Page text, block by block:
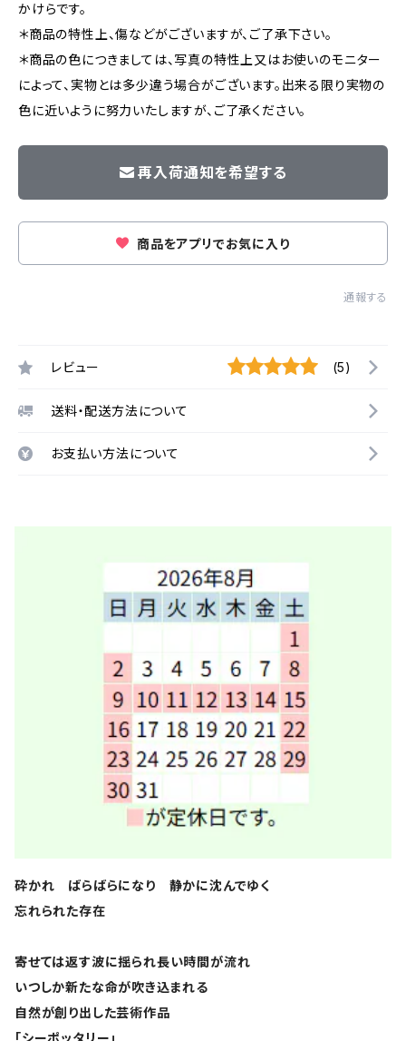
かけらです。
＊商品の特性上、傷などがございますが、ご了承下さい。
＊商品の色につきましては、写真の特性上又はお使いのモニター
によって、実物とは多少違う場合がございます。出来る限り実物の
色に近いように努力いたしますが、ご了承ください。
再入荷通知を希望する
商品をアプリでお気に入り
通報する
レビュー (5)
送料・配送方法について
お支払い方法について
砕かれ ばらばらになり 静かに沈んでゆく
忘れられた存在
寄せては返す波に揺られ長い時間が流れ
いつしか新たな命が吹き込まれる
自然が創り出した芸術作品